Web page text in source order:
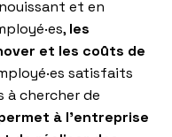
et en
les
et les coûts de
satisfaits
à chercher de
à l’entreprise